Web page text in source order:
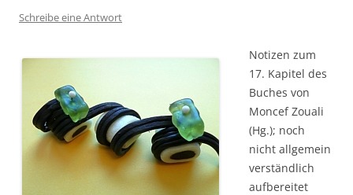
Schreibe eine Antwort
Notizen zum
17. Kapitel des
Buches von
Moncef Zouali
(Hg.); noch
nicht allgemein
verständlich
aufbereitet